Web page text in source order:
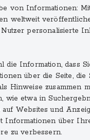
von Informationen:
weltweit
personalisierte
die Information, dass
über die Seite,
Hinweise zusammen
wie etwa in
Websites und
Informationen über
zu verbessern.